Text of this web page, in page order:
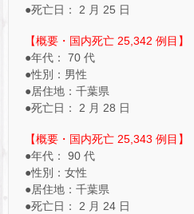
●死亡日： 2 月 25 日
【概要・国内死亡 25,342 例目】
●年代： 70 代
●性別：男性
●居住地：千葉県
●死亡日： 2 月 28 日
【概要・国内死亡 25,343 例目】
●年代： 90 代
●性別：女性
●居住地：千葉県
●死亡日： 2 月 24 日